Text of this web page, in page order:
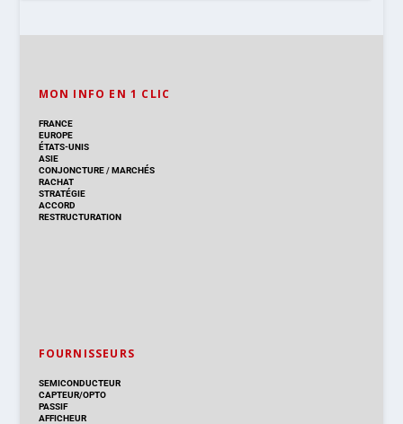
MON INFO EN 1 CLIC
FRANCE
EUROPE
ÉTATS-UNIS
ASIE
CONJONCTURE/MARCHÉS
RACHAT
STRATÉGIE
ACCORD
RESTRUCTURATION
FOURNISSEURS
SEMICONDUCTEUR
CAPTEUR/OPTO
PASSIF
AFFICHEUR